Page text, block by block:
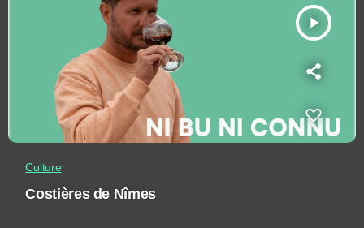
play_arrow
Culture
Costières de Nîmes